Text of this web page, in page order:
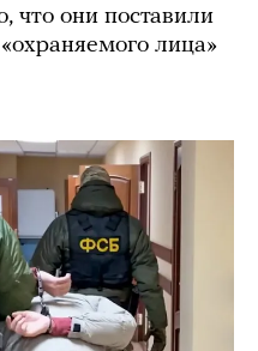
что они поставили
лица»